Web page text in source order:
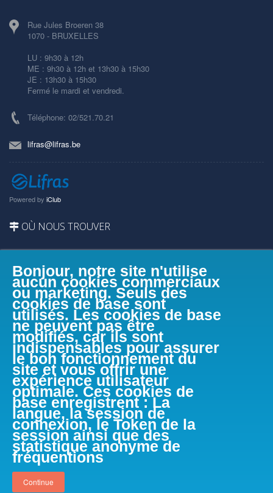
Bonjour, notre site n'utilise
aucun cookies commerciaux
ou marketing. Seuls des
cookies de base sont
utilisés. Les cookies de base
ne peuvent pas être
modifiés, car ils sont
indispensables pour assurer
le bon fonctionnement du
site et vous offrir une
expérience utilisateur
optimale. Ces cookies de
base enregistrent : La
langue, la session de
connexion, le Token de la
session ainsi que des
statistique anonyme de
fréquentions
Continue
Rue Jules Broeren 38
1070 - BRUXELLES
LU : 9h30 à 12h
ME : 9h30 à 12h et 13h30 à 15h30
JE : 13h30 à 15h30
Fermé le mardi et vendredi.
Téléphone: 02/521.70.21
lifras@lifras.be
Powered by iClub
OÙ NOUS TROUVER
FACEBOOK